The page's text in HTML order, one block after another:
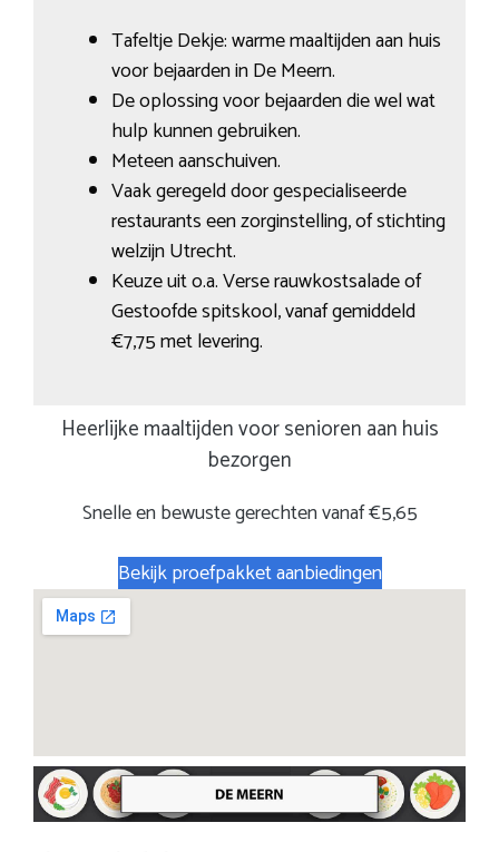
Tafeltje Dekje: warme maaltijden aan huis
voor bejaarden in De Meern.
De oplossing voor bejaarden die wel wat
hulp kunnen gebruiken.
Meteen aanschuiven.
Vaak geregeld door gespecialiseerde
restaurants een zorginstelling, of stichting
welzijn Utrecht.
Keuze uit o.a. Verse rauwkostsalade of
Gestoofde spitskool, vanaf gemiddeld
€7,75 met levering.
Heerlijke maaltijden voor senioren aan huis
bezorgen
Snelle en bewuste gerechten vanaf €5,65
Bekijk proefpakket aanbiedingen